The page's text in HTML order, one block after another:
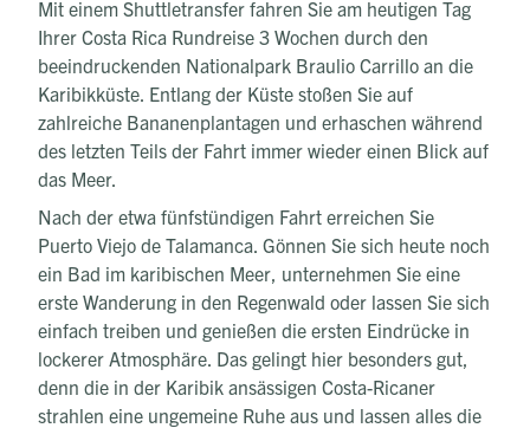
Mit einem Shuttletransfer fahren Sie am heutigen Tag
Ihrer Costa Rica Rundreise 3 Wochen durch den
beeindruckenden Nationalpark Braulio Carrillo an die
Karibikküste. Entlang der Küste stoßen Sie auf
zahlreiche Bananenplantagen und erhaschen während
des letzten Teils der Fahrt immer wieder einen Blick auf
das Meer.
Nach der etwa fünfstündigen Fahrt erreichen Sie
Puerto Viejo de Talamanca. Gönnen Sie sich heute noch
ein Bad im karibischen Meer, unternehmen Sie eine
erste Wanderung in den Regenwald oder lassen Sie sich
einfach treiben und genießen die ersten Eindrücke in
lockerer Atmosphäre. Das gelingt hier besonders gut,
denn die in der Karibik ansässigen Costa-Ricaner
strahlen eine ungemeine Ruhe aus und lassen alles die